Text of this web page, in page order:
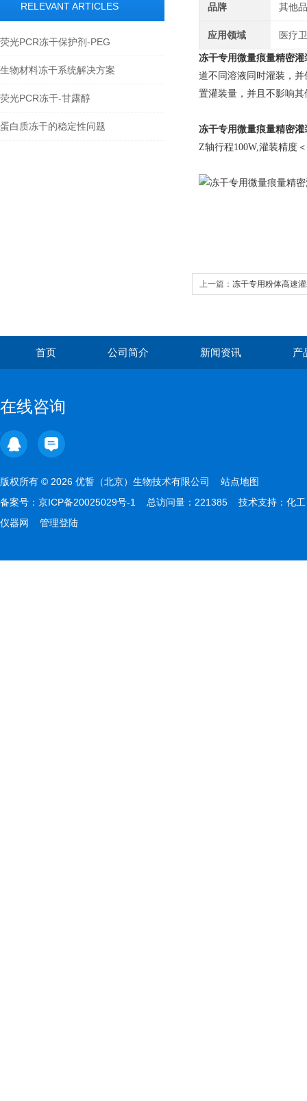
RELEVANT ARTICLES
荧光PCR冻干保护剂-PEG
生物材料冻干系统解决方案
荧光PCR冻干-甘露醇
蛋白质冻干的稳定性问题
品牌 其他
应用领域 医疗
冻干专用微量痕量精密灌
道不同溶液同时灌装，
置灌装量，并且不影响
冻干专用微量痕量精密灌
Z轴行程100W,灌装精度
上一篇： 冻干专用粉体高速
首页 公司简介 新闻资讯 产
在线咨询
版权所有 © 2026 优誓（北京）生物技术有限公司 站点地图
备案号： 京ICP备20025029号-1 总访问量：221385 技术支持： 化工
仪器网
管理登陆